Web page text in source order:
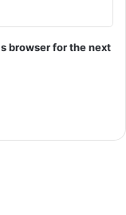
browser for the next